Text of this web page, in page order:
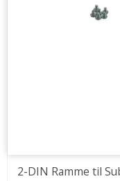
2-DIN Ramme til